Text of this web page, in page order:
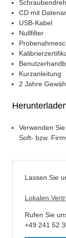
CD mit
USB-Kabel
Nullfilter
Kurzanleitung
2 Jahre
Verwenden
Soft- bzw.
Lassen Sie
Lokalen
Rufen Sie
+49 241 52